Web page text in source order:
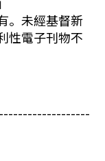
。未經基督新
性電子刊物不